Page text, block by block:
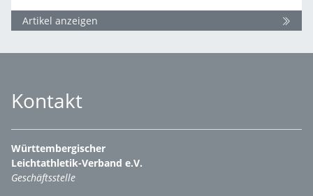
Artikel anzeigen
Kontakt
Württembergischer
Leichtathletik-Verband e.V.
Geschäftsstelle